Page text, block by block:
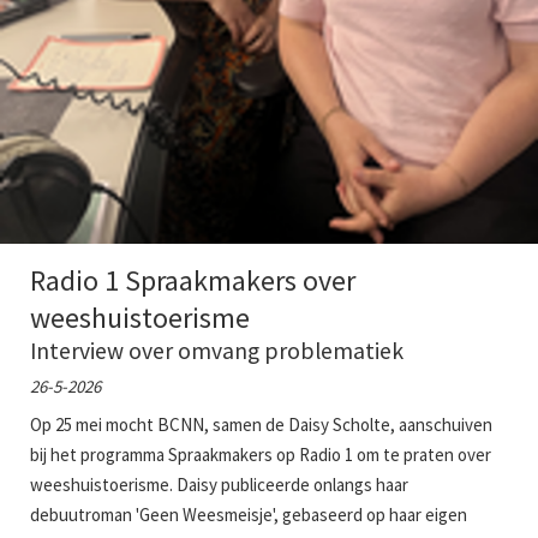
Radio 1 Spraakmakers over
weeshuistoerisme
Interview over omvang problematiek
26-5-2026
Op 25 mei mocht BCNN, samen de Daisy Scholte, aanschuiven
bij het programma Spraakmakers op Radio 1 om te praten over
weeshuistoerisme. Daisy publiceerde onlangs haar
debuutroman 'Geen Weesmeisje', gebaseerd op haar eigen